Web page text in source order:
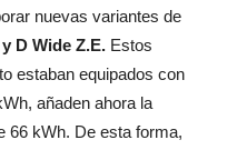
nuevas variantes de
D Wide Z.E. Estos
estaban equipados con
añaden ahora la
66 kWh. De esta forma,